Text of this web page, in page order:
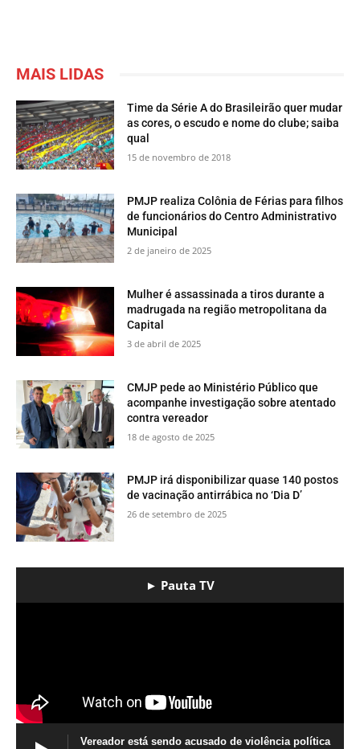
MAIS LIDAS
Time da Série A do Brasileirão quer mudar
as cores, o escudo e nome do clube; saiba
qual
15 de novembro de 2018
PMJP realiza Colônia de Férias para filhos
de funcionários do Centro Administrativo
Municipal
2 de janeiro de 2025
Mulher é assassinada a tiros durante a
madrugada na região metropolitana da
Capital
3 de abril de 2025
CMJP pede ao Ministério Público que
acompanhe investigação sobre atentado
contra vereador
18 de agosto de 2025
PMJP irá disponibilizar quase 140 postos
de vacinação antirrábica no ‘Dia D’
26 de setembro de 2025
► Pauta TV
Vereador está sendo acusado de violência política